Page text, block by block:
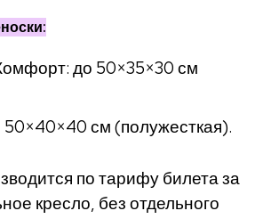
до 50×35×30 см
50×40×40 см (полужесткая).
по тарифу билета за
кресло, без отдельного